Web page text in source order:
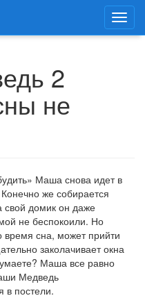
2
не
Маша снова идет в
же собирается
свой домик он даже
не беспокоили. Но
время сна, может прийти
заколачивает окна
Маша все равно
Медведь
в постели.